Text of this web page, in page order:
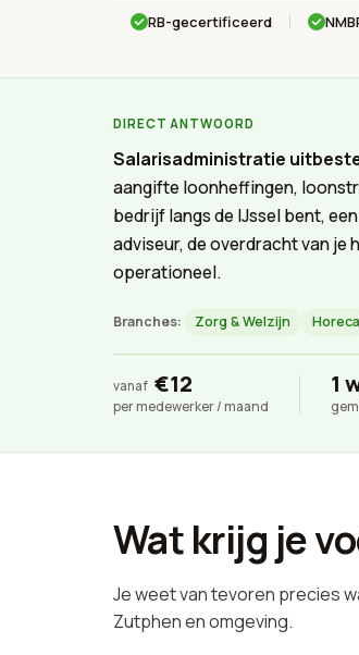
RB-gecertificeerd
DIRECT ANTWOORD
Salarisadministratie
aangifte loonheffingen,
bedrijf langs de IJssel bent,
adviseur, de overdracht van je
operationeel.
Branches: Zorg & Welzijn Horeca
vanaf €12
per medewerker / maand
1
Wat krijg je
Je weet van tevoren precies
Zutphen en omgeving.